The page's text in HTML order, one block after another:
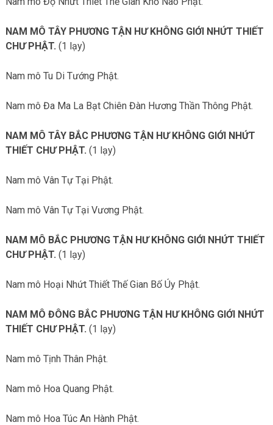
NAM MÔ TÂY PHƯƠNG TẬN HƯ KHÔNG GIỚI NHỨT THIẾT
CHƯ PHẬT. (1 lạy)
Nam mô Tu Di Tướng Phật.
Nam mô Đa Ma La Bạt Chiên Đàn Hương Thần Thông Phật.
NAM MÔ TÂY BẮC PHƯƠNG TẬN HƯ KHÔNG GIỚI NHỨT
THIẾT CHƯ PHẬT. (1 lạy)
Nam mô Vân Tự Tại Phật.
Nam mô Vân Tự Tại Vương Phật.
NAM MÔ BẮC PHƯƠNG TẬN HƯ KHÔNG GIỚI NHỨT THIẾT
CHƯ PHẬT. (1 lạy)
Nam mô Hoại Nhứt Thiết Thế Gian Bố Úy Phật.
NAM MÔ ĐÔNG BẮC PHƯƠNG TẬN HƯ KHÔNG GIỚI NHỨT
THIẾT CHƯ PHẬT. (1 lạy)
Nam mô Tịnh Thân Phật.
Nam mô Hoa Quang Phật.
Nam mô Hoa Túc An Hành Phật.